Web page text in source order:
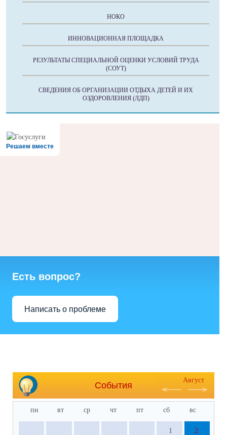
НОКО
ИННОВАЦИОННАЯ ПЛОЩАДКА
РЕЗУЛЬТАТЫ СПЕЦИАЛЬНОЙ ОЦЕНКИ УСЛОВИЙ ТРУДА
(СОУТ)
СВЕДЕНИЯ ОБ ОРГАНИЗАЦИИ ОТДЫХА ДЕТЕЙ И ИХ
ОЗДОРОВЛЕНИЯ (ЛДП)
Решаем вместе
Есть вопрос?
Написать о проблеме
События
Август
пн вт ср чт пт сб вс
1 2